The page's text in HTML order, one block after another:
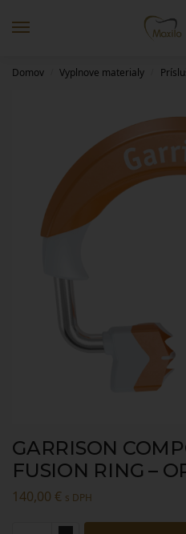
Domov Vyplnove materialy
GARRISON
FUSION RING –
140,00 € s DPH